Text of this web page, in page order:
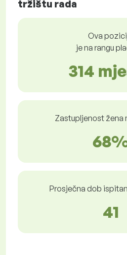
tržištu rada
Ova
je na rangu
314
Zastupljenost žena
Prosječna dob
41